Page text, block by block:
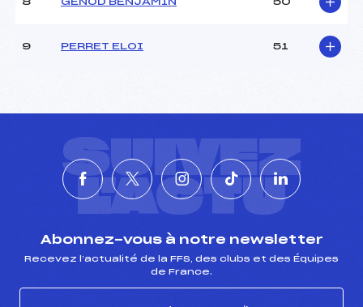
8 GENOD BENJAMIN 50
9 PERRET ELOI 51
SUIVEZ
L'ACTU
Abonnez-vous à notre newsletter
Recevez l’actualité de la FFS, des clubs et des Équipes
de France.